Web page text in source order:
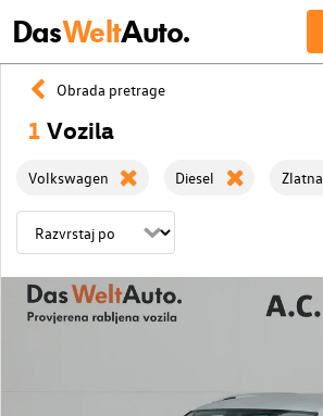
DasWeltAuto.
Obrada pretrage
1 Vozila
Volkswagen Diesel Zlatna